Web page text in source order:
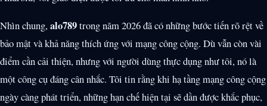
Nhìn chung,alo789trong năm 2026 đã có những bước tiến rõ rệt về
bảo mật và khả năng thích ứng với mạng công cộng. Dù vẫn còn vài
điểm cần cải thiện, nhưng với người dùng thực dụng như tôi, nó là
một công cụ đáng cân nhắc. Tôi tin rằng khi hạ tầng mạng công cộng
ngày càng phát triển, những hạn chế hiện tại sẽ dần được khắc phục,